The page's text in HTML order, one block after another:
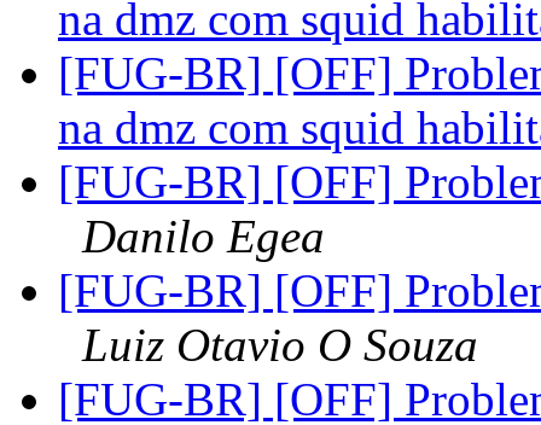
na dmz com squid
[FUG-BR] [OFF]
na dmz com squid
[FUG-BR] [OFF]
Danilo Egea
[FUG-BR] [OFF]
Luiz Otavio O Souza
[FUG-BR] [OFF]